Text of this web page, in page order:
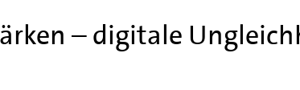
– digitale